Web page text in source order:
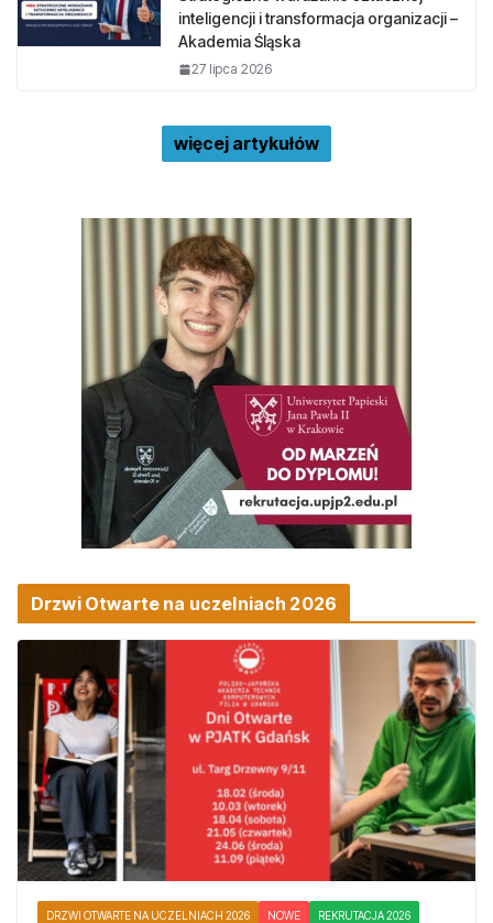
inteligencji i transformacja organizacji –
Akademia Śląska
27 lipca 2026
więcej artykułów
Drzwi Otwarte na uczelniach 2026
DRZWI OTWARTE NA UCZELNIACH 2026 NOWE REKRUTACJA 2026